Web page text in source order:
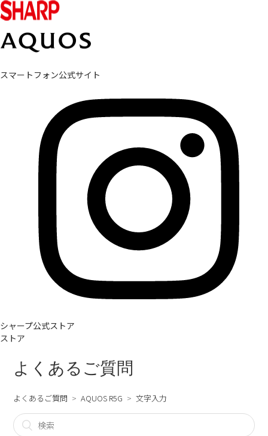
スマートフォン公式サイト
シャープ公式ストア
ストア
よくあるご質問
よくあるご質問 AQUOS R5G 文字入力